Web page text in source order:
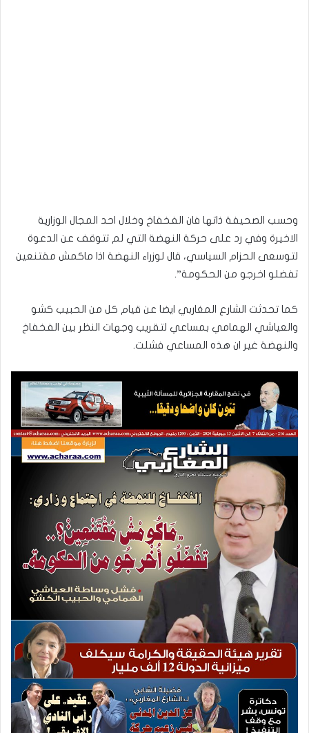
وحسب الصحيفة ذاتها فان الفخفاخ وخلال احد المجال الوزارية
الاخيرة وفي رد على حركة النهضة التي لم تتوقف عن الدعوة
لتوسعى الحزام السياسي، قال لوزراء النهضة اذا ماكمش مقتنعين
تفضلو اخرجو من الحكومة”.
كما تحدثت الشارع المغاربي ايضا عن قيام كل من الحبيب كشو
والعياشي الهمامي بمساعي لتقريب وجهات النظر بين الفخفاخ
والنهضة غير ان هذه المساعي فشلت.